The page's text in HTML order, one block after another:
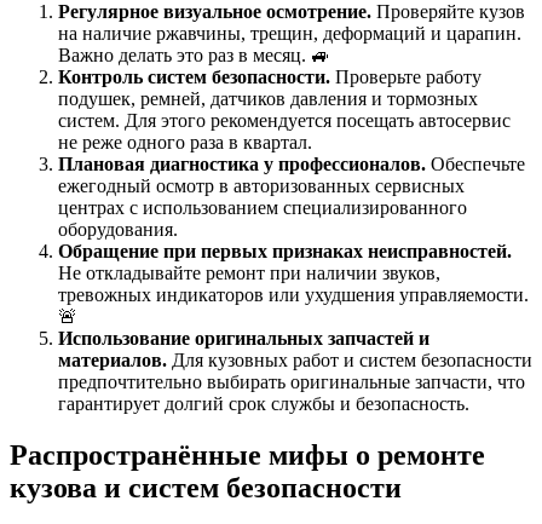
Регулярное визуальное осмотрение. Проверяйте кузов
на наличие ржавчины, трещин, деформаций и царапин.
Важно делать это раз в месяц. 🚙
Контроль систем безопасности. Проверьте работу
подушек, ремней, датчиков давления и тормозных
систем. Для этого рекомендуется посещать автосервис
не реже одного раза в квартал.
Плановая диагностика у профессионалов. Обеспечьте
ежегодный осмотр в авторизованных сервисных
центрах с использованием специализированного
оборудования.
Обращение при первых признаках неисправностей.
Не откладывайте ремонт при наличии звуков,
тревожных индикаторов или ухудшения управляемости.
🚨
Использование оригинальных запчастей и
материалов. Для кузовных работ и систем безопасности
предпочтительно выбирать оригинальные запчасти, что
гарантирует долгий срок службы и безопасность.
Распространённые мифы о ремонте
кузова и систем безопасности